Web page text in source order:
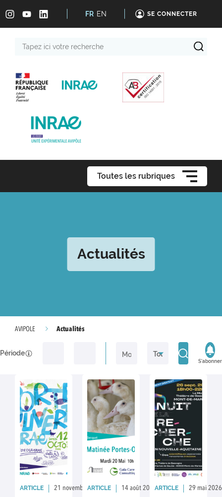
FR EN SE CONNECTER
Toutes les rubriques
Actualités
AVIPOLE Actualités
Période
S'abonner
ARTICLE 21 novembre 2024 Rédaction : AVIPOLE
ARTICLE 14 août 2025 Rédaction : Azélie
ARTICLE 29 mai 2026